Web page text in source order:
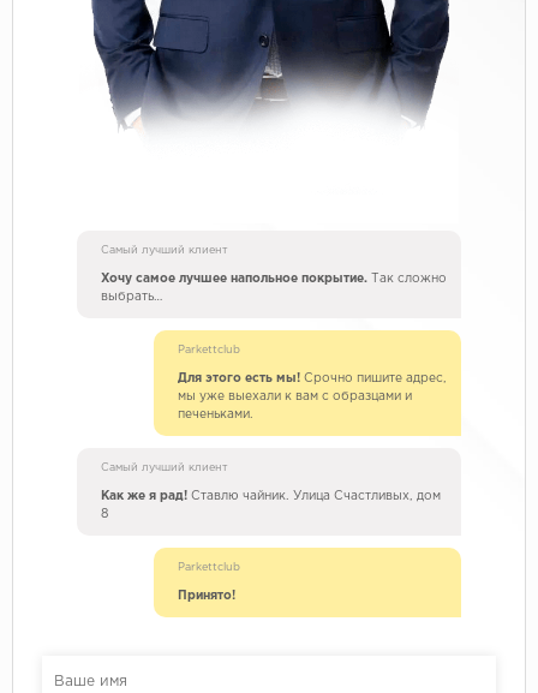
Самый лучший клиент
Хочу самое лучшее напольное покрытие. Так сложно
выбрать…
Parkettclub
Для этого есть мы! Срочно пишите адрес,
мы уже выехали к вам с образцами и
печеньками.
Самый лучший клиент
Как же я рад! Ставлю чайник. Улица Счастливых, дом
8
Parkettclub
Принято!